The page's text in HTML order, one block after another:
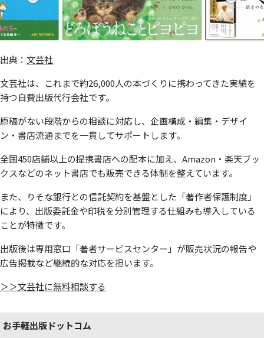
出典： 文芸社
文芸社は、これまで約26,000人の本づくりに携わってきた実績を
持つ自費出版代行会社です。
原稿がない段階からの相談に対応し、企画構成・編集・デザイ
ン・書店流通までを一貫してサポートします。
全国450店舗以上の提携書店への配本に加え、Amazon・楽天ブッ
クスなどのネット書店でも販売できる体制を整えています。
また、りそな銀行との信託契約を基盤とした「著作者保護制度」
により、出版委託金や印税を分別管理する仕組みも導入している
ことが特徴です。
出版後は専用窓口「著者サービスセンター」が販売状況の報告や
広告掲載など継続的な対応を担います。
＞＞文芸社に無料相談する
お手軽出版ドットコム